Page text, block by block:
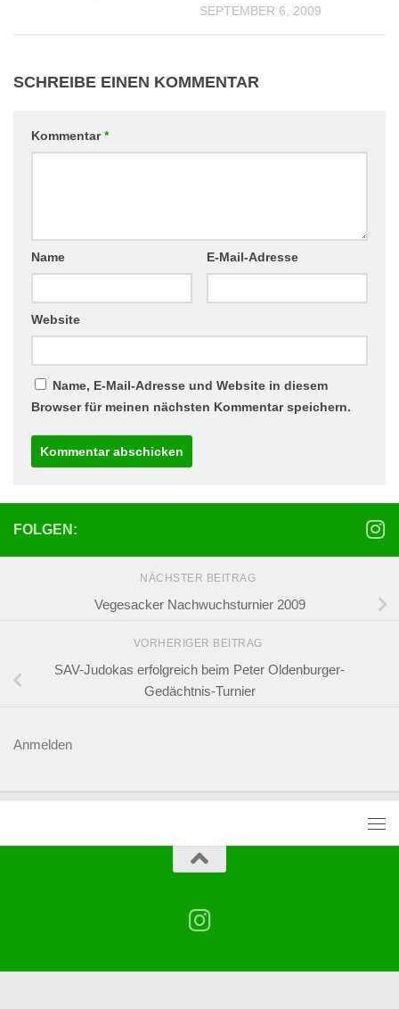
SEPTEMBER 6, 2009
SCHREIBE EINEN KOMMENTAR
Kommentar*
Name E-Mail-Adresse
Website
Name, E-Mail-Adresse und Website in diesem
Browser für meinen nächsten Kommentar speichern.
FOLGEN:
NÄCHSTER BEITRAG
Vegesacker Nachwuchsturnier 2009
VORHERIGER BEITRAG
SAV-Judokas erfolgreich beim Peter Oldenburger-
Gedächtnis-Turnier
Anmelden